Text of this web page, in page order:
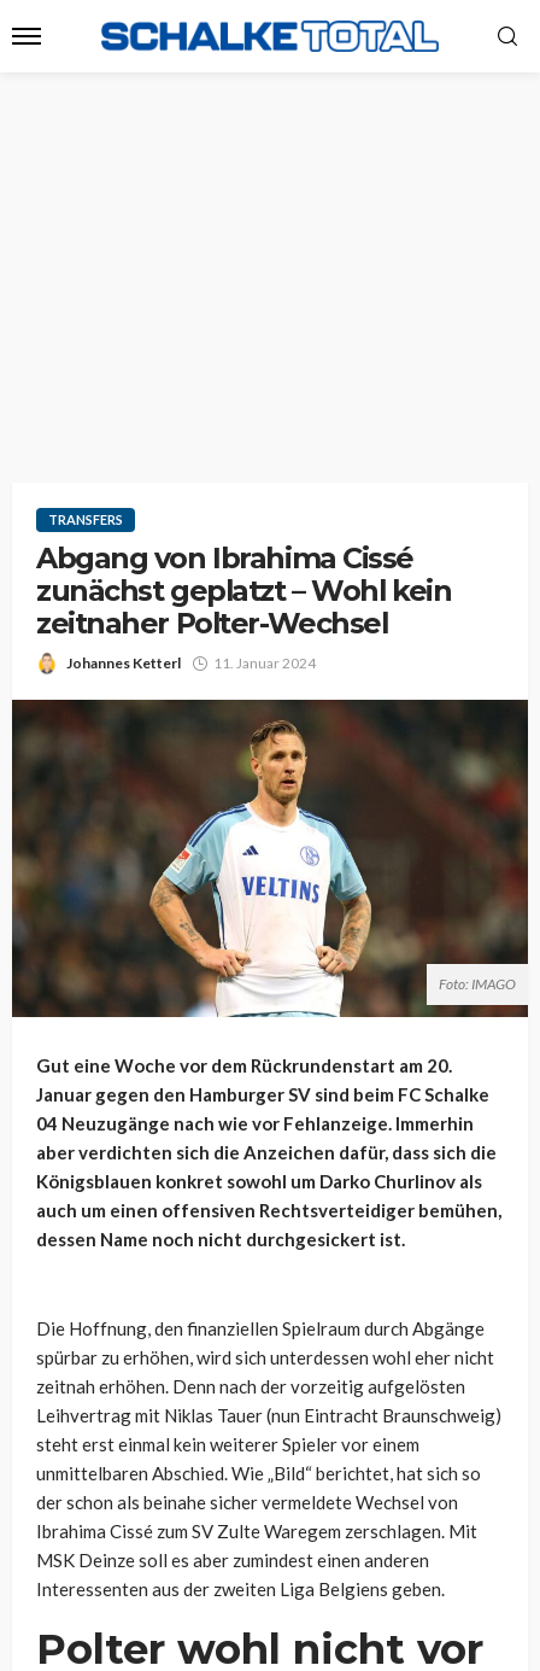
TRANSFERS
Abgang von Ibrahima Cissé
zunächst geplatzt – Wohl kein
zeitnaher Polter-Wechsel
Johannes Ketterl 11. Januar 2024
Foto: IMAGO
Gut eine Woche vor dem Rückrundenstart am 20.
Januar gegen den Hamburger SV sind beim FC Schalke
04 Neuzugänge nach wie vor Fehlanzeige. Immerhin
aber verdichten sich die Anzeichen dafür, dass sich die
Königsblauen konkret sowohl um Darko Churlinov als
auch um einen offensiven Rechtsverteidiger bemühen,
dessen Name noch nicht durchgesickert ist.
Die Hoffnung, den finanziellen Spielraum durch Abgänge
spürbar zu erhöhen, wird sich unterdessen wohl eher nicht
zeitnah erhöhen. Denn nach der vorzeitig aufgelösten
Leihvertrag mit Niklas Tauer (nun Eintracht Braunschweig)
steht erst einmal kein weiterer Spieler vor einem
unmittelbaren Abschied. Wie „Bild“ berichtet, hat sich so
der schon als beinahe sicher vermeldete Wechsel von
Ibrahima Cissé zum SV Zulte Waregem zerschlagen. Mit
MSK Deinze soll es aber zumindest einen anderen
Interessenten aus der zweiten Liga Belgiens geben.
Polter wohl nicht vor